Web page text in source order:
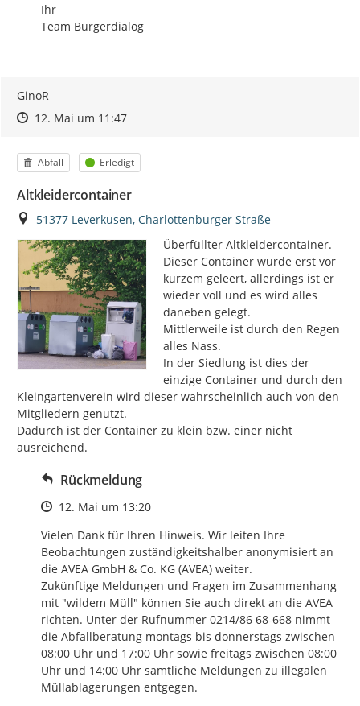
Ihr
Team Bürgerdialog
GinoR
Zeitpunkt des Erstellens
Zeitpunkt des Erstellens
12. Mai um 11:47Zur Äußerung
Kategorie
Abfall Status
Erledigt
Altkleidercontainer
Ort
51377 Leverkusen, Charlottenburger Straße
Überfüllter Altkleidercontainer.
Dieser Container wurde erst vor
kurzem geleert, allerdings ist er
wieder voll und es wird alles
daneben gelegt.
Mittlerweile ist durch den Regen
alles Nass.
In der Siedlung ist dies der
einzige Container und durch den
Kleingartenverein wird dieser wahrscheinlich auch von den
Mitgliedern genutzt.
Dadurch ist der Container zu klein bzw. einer nicht
ausreichend.
Rückmeldung
Zeitpunkt des Erstellens
12. Mai um 13:20
Vielen Dank für Ihren Hinweis. Wir leiten Ihre
Beobachtungen zuständigkeitshalber anonymisiert an
die AVEA GmbH & Co. KG (AVEA) weiter.
Zukünftige Meldungen und Fragen im Zusammenhang
mit "wildem Müll" können Sie auch direkt an die AVEA
richten. Unter der Rufnummer 0214/86 68-668 nimmt
die Abfallberatung montags bis donnerstags zwischen
08:00 Uhr und 17:00 Uhr sowie freitags zwischen 08:00
Uhr und 14:00 Uhr sämtliche Meldungen zu illegalen
Müllablagerungen entgegen.